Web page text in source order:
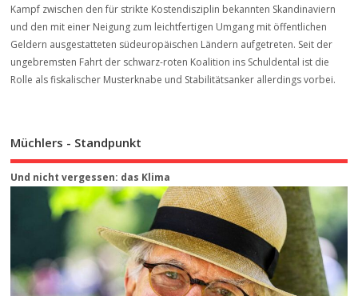
Kampf zwischen den für strikte Kostendisziplin bekannten Skandinaviern
und den mit einer Neigung zum leichtfertigen Umgang mit öffentlichen
Geldern ausgestatteten südeuropäischen Ländern aufgetreten. Seit der
ungebremsten Fahrt der schwarz-roten Koalition ins Schuldental ist die
Rolle als fiskalischer Musterknabe und Stabilitätsanker allerdings vorbei.
Müchlers - Standpunkt
Und nicht vergessen: das Klima